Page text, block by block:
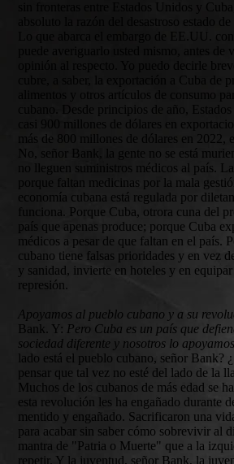
absoluto la razón del desastroso estado
Lo que abarca el embargo de EE.UU.
puede averiguarlo usted mismo, antes de
opinión al respecto. Yo puedo decirle
cubre, a saber, la exportación a Cuba de
alimentos y otros artículos de consumo
cubano. Desde principios de año,
casi 900 millones de dólares en
más de 800 millones de dólares en 2022,
No, señor Bank, la gente no se está
no lleguen suministros médicos al país.
porque faltan medicinas por la mala
economía cubana está regulada por
funciona. Porque Cuba, otrora cuna del
país que apenas produce; porque Cuba
médicos a pesar de que faltan en el país.
cubano tiene falsas prioridades y en vez
y sanidad, invierte en hoteles y en
represión.
Apoyamos al pueblo cubano y a su
Bank. Y: Pero Cuba es un país que
sociedad diferente y nosotros lo apoyamos
lado está el pueblo cubano, señor Bank?
pensar que tal vez no esté del lado de la
Muchos de los cubanos de más edad se
esta revolución les ha engañado durante
mentido y engañado. Sacrificaron una
para acabar sin saber cómo sobrevivir al
mantra de "Patria o Muerte" que a la
repetir. Y la juventud, señor Bank, la